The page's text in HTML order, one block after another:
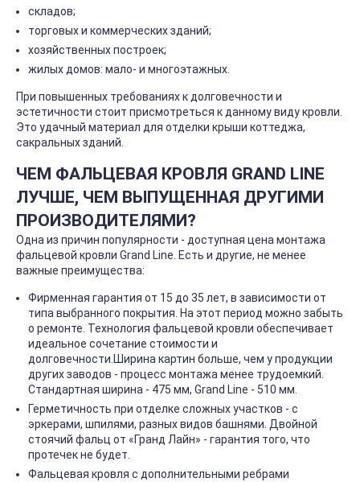
складов;
торговых и коммерческих зданий;
хозяйственных построек;
жилых домов: мало- и многоэтажных.
При повышенных требованиях к долговечности и
эстетичности стоит присмотреться к данному виду кровли.
Это удачный материал для отделки крыши коттеджа,
сакральных зданий.
ЧЕМ ФАЛЬЦЕВАЯ КРОВЛЯ GRAND LINE
ЛУЧШЕ, ЧЕМ ВЫПУЩЕННАЯ ДРУГИМИ
ПРОИЗВОДИТЕЛЯМИ?
Одна из причин популярности - доступная цена монтажа
фальцевой кровли Grand Line. Есть и другие, не менее
важные преимущества:
Фирменная гарантия от 15 до 35 лет, в зависимости от
типа выбранного покрытия. На этот период можно забыть
о ремонте. Технология фальцевой кровли обеспечивает
идеальное сочетание стоимости и
долговечности.Ширина картин больше, чем у продукции
других заводов - процесс монтажа менее трудоемкий.
Стандартная ширина - 475 мм, Grand Line - 510 мм.
Герметичность при отделке сложных участков - с
эркерами, шпилями, разных видов башнями. Двойной
стоячий фальц от «Гранд Лайн» - гарантия того, что
протечек не будет.
Фальцевая кровля с дополнительными ребрами